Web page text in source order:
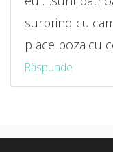
surprind cu
place poza cu
Răspunde